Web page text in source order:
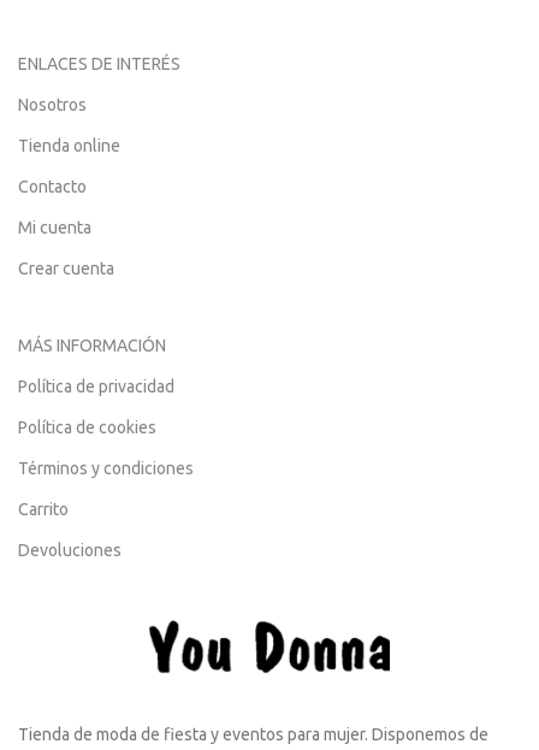
ENLACES DE INTERÉS
Nosotros
Tienda online
Contacto
Mi cuenta
Crear cuenta
MÁS INFORMACIÓN
Política de privacidad
Política de cookies
Términos y condiciones
Carrito
Devoluciones
Tienda de moda de fiesta y eventos para mujer. Disponemos de